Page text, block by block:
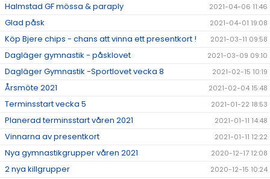
Halmstad GF mössa & paraply 2021-04-06 11:46
Glad påsk 2021-04-01 19:08
Köp Bjere chips - chans att vinna ett presentkort ! 2021-03-11 09:58
Dagläger gymnastik - påsklovet 2021-03-09 09:10
Dagläger Gymnastik -Sportlovet vecka 8 2021-02-15 10:19
Årsmöte 2021 2021-02-04 15:48
Terminsstart vecka 5 2021-01-22 18:53
Planerad terminsstart våren 2021 2021-01-11 14:48
Vinnarna av presentkort 2021-01-11 12:22
Nya gymnastikgrupper våren 2021 2020-12-17 12:08
2 nya killgrupper 2020-12-15 10:24